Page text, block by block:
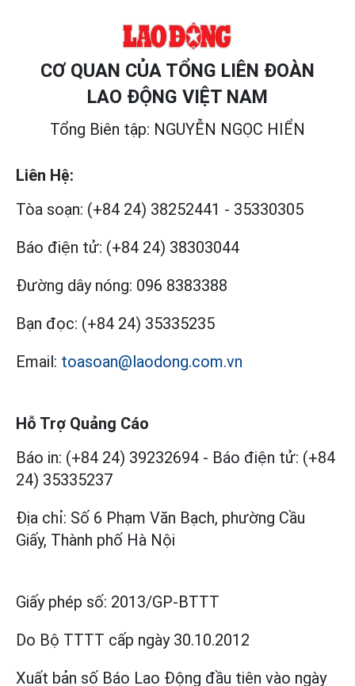
CƠ QUAN CỦA TỔNG LIÊN ĐOÀN
LAO ĐỘNG VIỆT NAM
Tổng Biên tập: NGUYỄN NGỌC HIỂN
Liên Hệ:
Tòa soạn: (+84 24) 38252441 - 35330305
Báo điện tử: (+84 24) 38303044
Đường dây nóng: 096 8383388
Bạn đọc: (+84 24) 35335235
Email: toasoan@laodong.com.vn
Hỗ Trợ Quảng Cáo
Báo in: (+84 24) 39232694 - Báo điện tử: (+84
24) 35335237
Địa chỉ: Số 6 Phạm Văn Bạch, phường Cầu
Giấy, Thành phố Hà Nội
Giấy phép số: 2013/GP-BTTT
Do Bộ TTTT cấp ngày 30.10.2012
Xuất bản số Báo Lao Động đầu tiên vào ngày